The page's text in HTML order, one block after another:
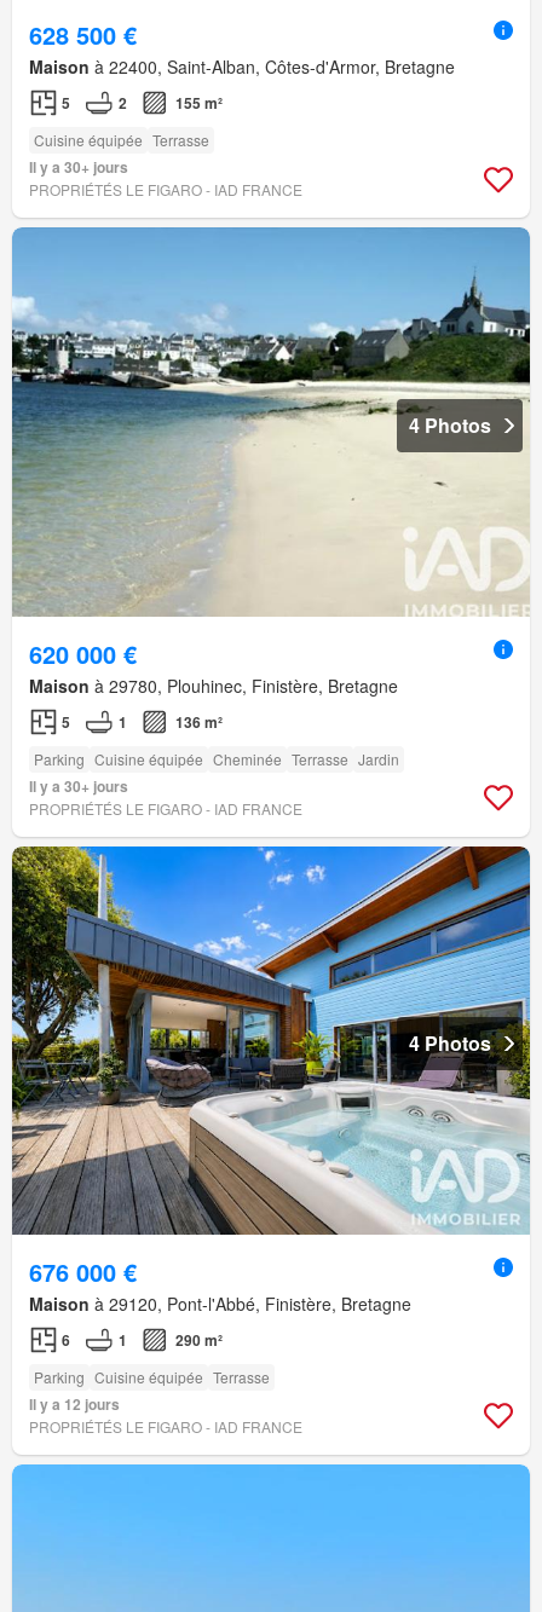
628 500 €
Maison à 22400, Saint-Alban, Côtes-d'Armor, Bretagne
5 2 155 m²
Cuisine équipée Terrasse
Il y a 30+ jours
PROPRIÉTÉS LE FIGARO - IAD FRANCE
4 Photos
620 000 €
Maison à 29780, Plouhinec, Finistère, Bretagne
5 1 136 m²
Parking Cuisine équipée Cheminée Terrasse Jardin
Il y a 30+ jours
PROPRIÉTÉS LE FIGARO - IAD FRANCE
4 Photos
676 000 €
Maison à 29120, Pont-l'Abbé, Finistère, Bretagne
6 1 290 m²
Parking Cuisine équipée Terrasse
Il y a 12 jours
PROPRIÉTÉS LE FIGARO - IAD FRANCE